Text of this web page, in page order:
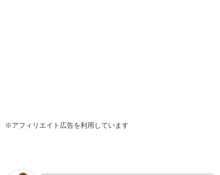
※アフィリエイト広告を利用しています